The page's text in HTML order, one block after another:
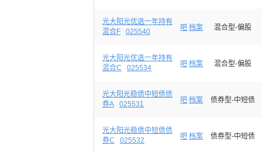
光大阳光优选一年持有
混合F
025540 吧 档案 混合型-偏股
光大阳光优选一年持有
混合C
025534 吧 档案 混合型-偏股
光大阳光稳债中短债债
券A
025531 吧 档案 债券型-中短债
光大阳光稳债中短债债
券C
025532 吧 档案 债券型-中短债